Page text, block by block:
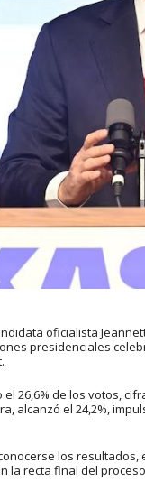
oficialista
presidenciales
26,6% de los votos,
alcanzó el 24,2%,
los resultados,
la recta final del